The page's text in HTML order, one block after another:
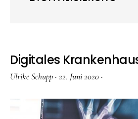
Digitales
Ulrike Schupp · 22. Juni 2020 ·